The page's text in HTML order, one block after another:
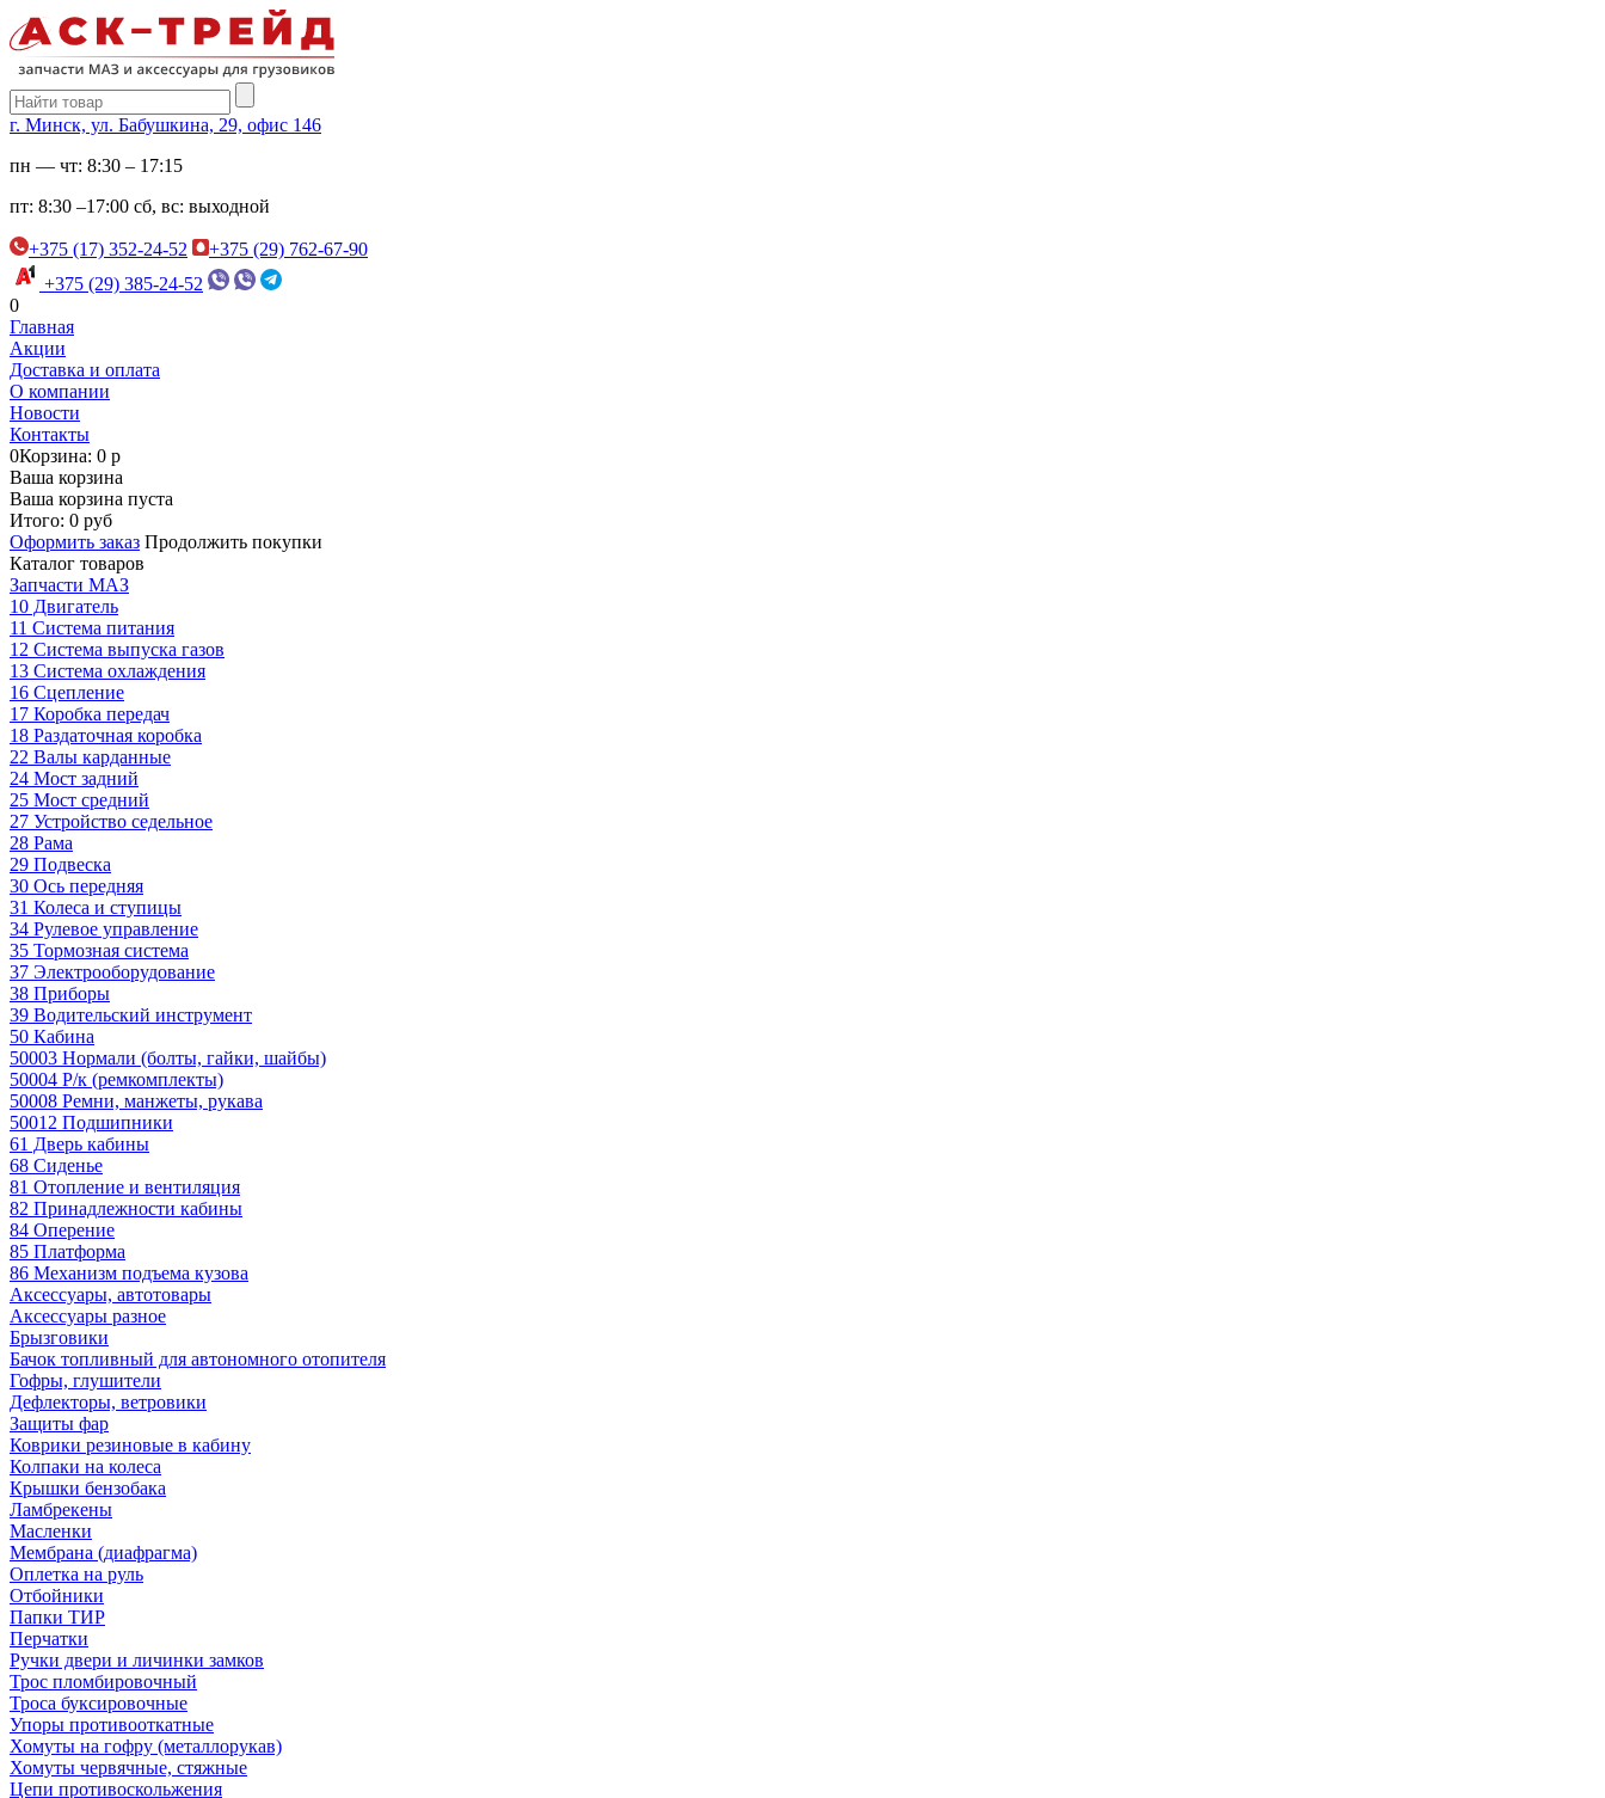
г. Минск, ул. Бабушкина, 29, офис 146
пн — чт: 8:30 – 17:15
пт: 8:30 –17:00 сб, вс: выходной
+375 (17) 352-24-52
+375 (29) 762-67-90
+375 (29) 385-24-52
0
Главная
Акции
Доставка и оплата
О компании
Новости
Контакты
0Корзина: 0 р
Ваша корзина
Ваша корзина пуста
Итого: 0 руб
Оформить заказ Продолжить покупки
Каталог товаров
Запчасти МАЗ
10 Двигатель
11 Система питания
12 Система выпуска газов
13 Система охлаждения
16 Сцепление
17 Коробка передач
18 Раздаточная коробка
22 Валы карданные
24 Мост задний
25 Мост средний
27 Устройство седельное
28 Рама
29 Подвеска
30 Ось передняя
31 Колеса и ступицы
34 Рулевое управление
35 Тормозная система
37 Электрооборудование
38 Приборы
39 Водительский инструмент
50 Кабина
50003 Нормали (болты, гайки, шайбы)
50004 Р/к (ремкомплекты)
50008 Ремни, манжеты, рукава
50012 Подшипники
61 Дверь кабины
68 Сиденье
81 Отопление и вентиляция
82 Принадлежности кабины
84 Оперение
85 Платформа
86 Механизм подъема кузова
Аксессуары, автотовары
Аксессуары разное
Брызговики
Бачок топливный для автономного отопителя
Гофры, глушители
Дефлекторы, ветровики
Защиты фар
Коврики резиновые в кабину
Колпаки на колеса
Крышки бензобака
Ламбрекены
Масленки
Мембрана (диафрагма)
Оплетка на руль
Отбойники
Папки ТИР
Перчатки
Ручки двери и личинки замков
Трос пломбировочный
Троса буксировочные
Упоры противооткатные
Хомуты на гофру (металлорукав)
Хомуты червячные, стяжные
Цепи противоскольжения